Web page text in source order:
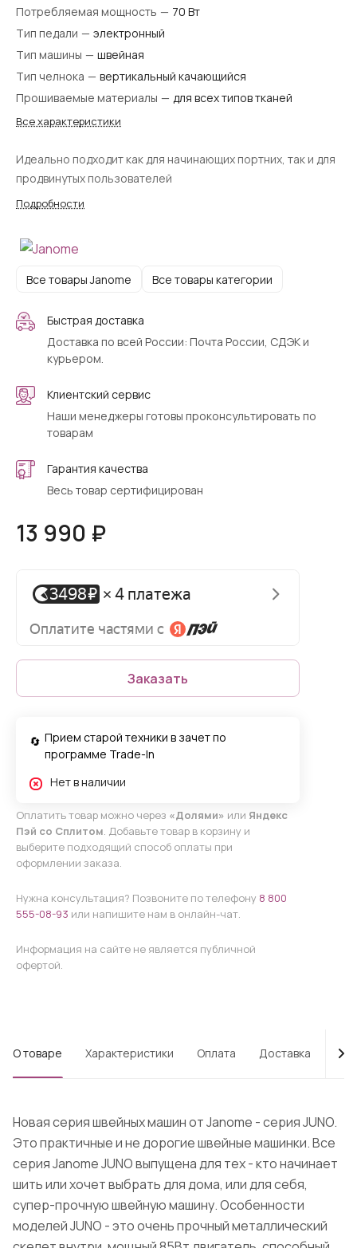
Потребляемая мощность — 70 Вт
Тип педали — электронный
Тип машины — швейная
Тип челнока — вертикальный качающийся
Прошиваемые материалы — для всех типов тканей
Все характеристики
Идеально подходит как для начинающих портних, так и для
продвинутых пользователей
Подробности
Все товары Janome Все товары категории
Быстрая доставка
Доставка по всей России: Почта России, СДЭК и
курьером.
Клиентский сервис
Наши менеджеры готовы проконсультировать по
товарам
Гарантия качества
Весь товар сертифицирован
13 990 ₽
Заказать
Прием старой техники в зачет по
программе Trade-In
Нет в наличии
Оплатить товар можно через «Долями» или Яндекс
Пэй со Сплитом. Добавьте товар в корзину и
выберите подходящий способ оплаты при
оформлении заказа.
Нужна консультация? Позвоните по телефону 8 800
555-08-93 или напишите нам в онлайн-чат.
Информация на сайте не является публичной
офертой.
О товаре Характеристики Оплата Доставка
Новая серия швейных машин от Janome - серия JUNO.
Это практичные и не дорогие швейные машинки. Все
серия Janome JUNO выпущена для тех - кто начинает
шить или хочет выбрать для дома, или для себя,
супер-прочную швейную машину. Особенности
моделей JUNO - это очень прочный металлический